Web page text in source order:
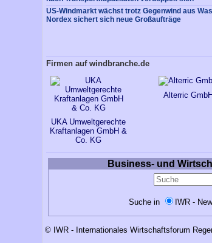
US-Windmarkt wächst trotz Gegenwind aus
Nordex sichert sich neue Großaufträge
Firmen auf windbranche.de
UKA Umweltgerechte
Kraftanlagen GmbH &
Co. KG
Alterric GmbH
Business- und
Suche in IWR -
© IWR - Internationales Wirtschaftsforum